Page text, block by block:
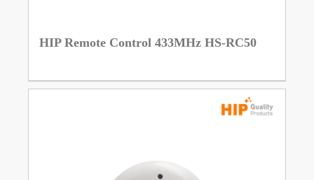
HIP Remote Control 433MHz HS-RC50